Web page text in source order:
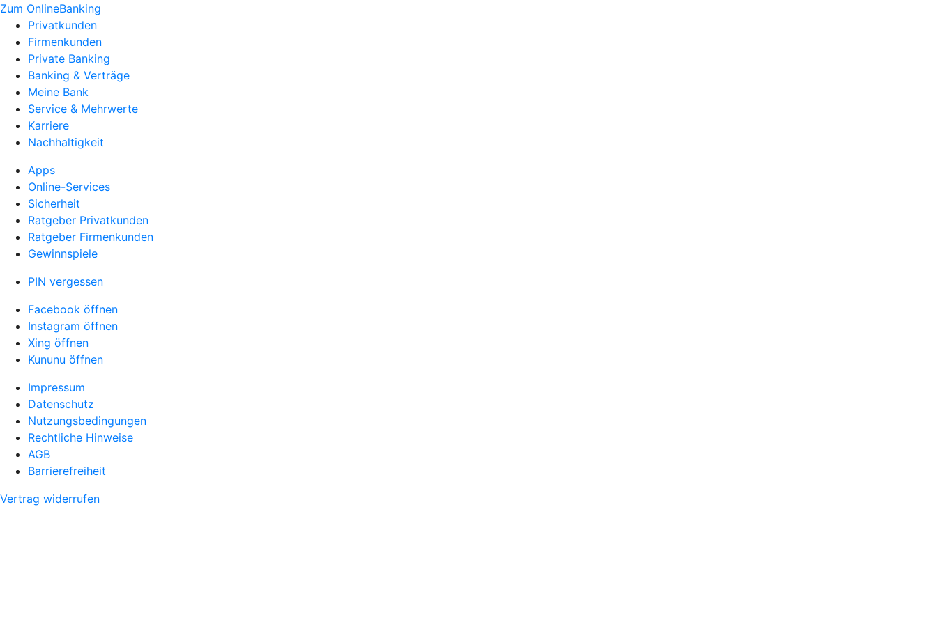
Zum OnlineBanking
Privatkunden
Firmenkunden
Private Banking
Banking & Verträge
Meine Bank
Service & Mehrwerte
Karriere
Nachhaltigkeit
Apps
Online-Services
Sicherheit
Ratgeber Privatkunden
Ratgeber Firmenkunden
Gewinnspiele
PIN vergessen
Facebook öffnen
Instagram öffnen
Xing öffnen
Kununu öffnen
Impressum
Datenschutz
Nutzungsbedingungen
Rechtliche Hinweise
AGB
Barrierefreiheit
Vertrag widerrufen